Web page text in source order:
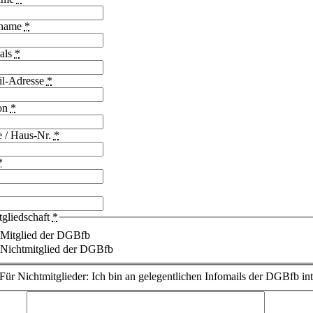
*
*
Adresse *
*
/ Haus-Nr. *
*
Mitglied der DGBfb
Nichtmitglied der DGBfb
Nichtmitglieder: Ich bin an gelegentlichen Infomails der DGBfb